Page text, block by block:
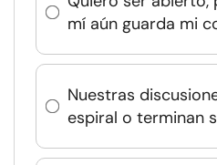
mí aún guarda mi
Nuestras
espiral o terminan